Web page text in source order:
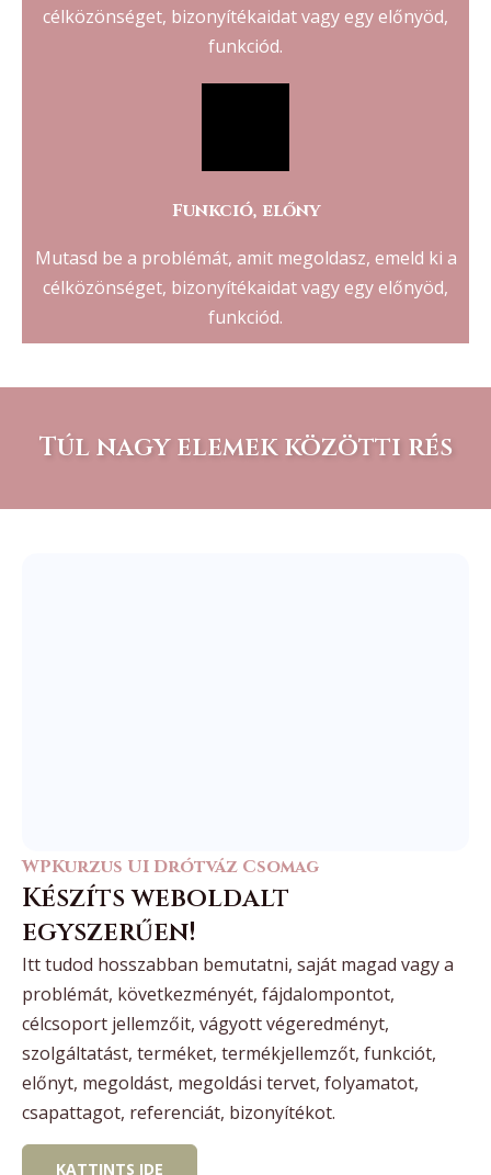
célközönséget, bizonyítékaidat vagy egy előnyöd,
funkciód.
Funkció, előny
Mutasd be a problémát, amit megoldasz, emeld ki a
célközönséget, bizonyítékaidat vagy egy előnyöd,
funkciód.
Túl nagy elemek közötti rés
WPKurzus UI Drótváz Csomag
Készíts weboldalt
egyszerűen!
Itt tudod hosszabban bemutatni, saját magad vagy a
problémát, következményét, fájdalompontot,
célcsoport jellemzőit, vágyott végeredményt,
szolgáltatást, terméket, termékjellemzőt, funkciót,
előnyt, megoldást, megoldási tervet, folyamatot,
csapattagot, referenciát, bizonyítékot.
KATTINTS IDE